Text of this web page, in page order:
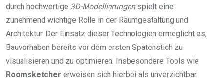
durch hochwertige 3D-Modellierungenspielt eine
zunehmend wichtige Rolle in der Raumgestaltung und
Architektur. Der Einsatz dieser Technologien ermöglicht es,
Bauvorhaben bereits vor dem ersten Spatenstich zu
visualisieren und zu optimieren. Insbesondere Tools wie
Roomsketcher erweisen sich hierbei als unverzichtbar.